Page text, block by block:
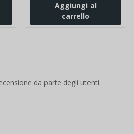
Aggiungi al
carrello
da parte degli utenti.